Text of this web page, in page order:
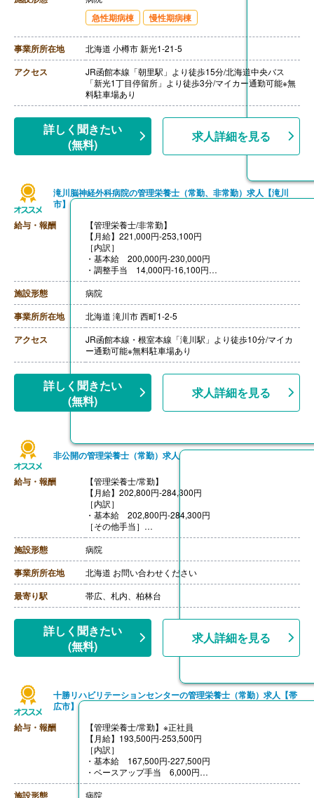
【賞与】年2回（計3.20ヶ月分）※前年度実績
【通勤手当】あり（上限30,000円/月）
【退職金】あり※勤続3年以上
急性期病棟 慢性期病棟
事業所所在地 北海道 小樽市 新光1-21-5
アクセス
JR函館本線「朝里駅」より徒歩15分/北海道中央バス
「新光1丁目停留所」より徒歩3分/マイカー通勤可能※無
料駐車場あり
詳しく聞きたい
(無料)
求人詳細を見る
滝川脳神経外科病院の管理栄養士（常勤、非常勤）求人【滝川
市】
給与・報酬
【管理栄養士/非常勤】
【月給】221,000円-253,100円
［内訳］
・基本給 200,000円-230,000円
・調整手当 14,000円-16,100円
・技術手当 7,000円-
【賞与】年2回（計4ヶ月分）※前年度実績
【通勤手当】あり（車の場合 上限15,000円/月）（公共
交通機関の場合 上限26,000円/月）
【昇給】あり（1月あたり1.00％-）※前年度実績
【退職金】あり ※勤続3年以上---
【管理栄養士/非常勤】
【時給】1,500円
・技術手当 7,000円
・保育手当※院外保育施設を利用の場合、利用料を補助
【賞与】なし
【通勤手当】あり（車の場合上限15,000円/月、公共交通
【退職金】なし
施設形態 病院
事業所所在地 北海道 滝川市 西町1-2-5
アクセス
JR函館本線・根室本線「滝川駅」より徒歩10分/マイカ
ー通勤可能※無料駐車場あり
詳しく聞きたい
(無料)
求人詳細を見る
非公開の管理栄養士（常勤）求人
給与・報酬
【管理栄養士/常勤】
【月給】202,800円-284,300円
［内訳］
・基本給 202,800円-284,300円
［その他手当］
・住居手当 上限29,000円
・扶養手当 配偶者:6,500円、子:10,000円/人
・寒冷地手当 世帯主:26,380円、世帯主（単身）:14,58
0円、その他:10,340円 ※11月-3月毎月支給
【賞与】年2回（計3.30ヶ月分）※前年度実績
【通勤手当】あり（上限40,100円/月）
【昇給】あり（1月あたり5,900円-8,100円）※前年度実
【退職金】あり※勤続1年以上
施設形態 病院
事業所所在地 北海道 お問い合わせください
最寄り駅 帯広、札内、柏林台
詳しく聞きたい
(無料)
求人詳細を見る
十勝リハビリテーションセンターの管理栄養士（常勤）求人【帯
広市】
給与・報酬
【管理栄養士/常勤】※正社員
【月給】193,500円-253,500円
［内訳］
・基本給 167,500円-227,500円
・ベースアップ手当 6,000円
・職務手当 20,000円
［その他手当］
施設形態 病院